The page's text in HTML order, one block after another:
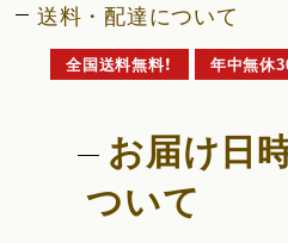
送料・配達について
全国送料無料！ 年中無休
お届け日
ついて